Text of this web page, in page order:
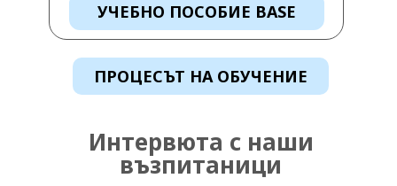
УЧЕБНО ПОСОБИЕ BASE
ПРОЦЕСЪТ НА ОБУЧЕНИЕ
Интервюта с наши
възпитаници